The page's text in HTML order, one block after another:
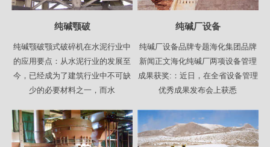
纯碱颚破
纯碱颚破颚式破碎机在水泥行业中
的应用要点：从水泥行业的发展至
今，已经成为了建筑行业中不可缺
少的必要材料之一，而水
纯碱厂设备
纯碱厂设备品牌专题海化集团品牌
新闻正文海化纯碱厂两项设备管理
成果获奖:：近日，在全省设备管理
优秀成果发布会上获悉